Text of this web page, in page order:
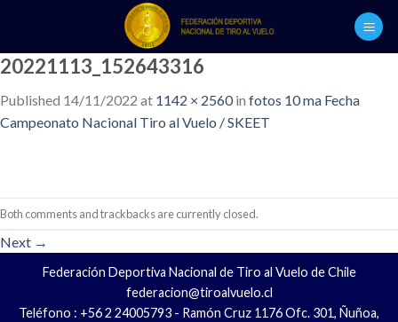
content
20221113_152643316
Published 14/11/2022 at 1142 × 2560in fotos 10 ma Fecha
Campeonato Nacional Tiro al Vuelo / SKEET
Both comments and trackbacks are currently closed.
Next →
Federación Deportiva Nacional de Tiro al Vuelo de Chile
federacion@tiroalvuelo.cl
Teléfono : +56 2 24005793 - Ramón Cruz 1176 Ofc. 301, Ñuñoa,